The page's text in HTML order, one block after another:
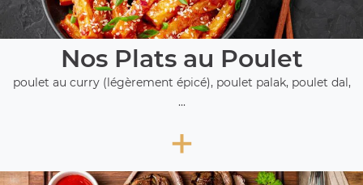
Nos Plats au Poulet
poulet au curry (légèrement épicé), poulet palak, poulet dal,
...
+